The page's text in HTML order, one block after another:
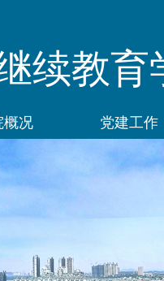
续教育
概况 党建工作